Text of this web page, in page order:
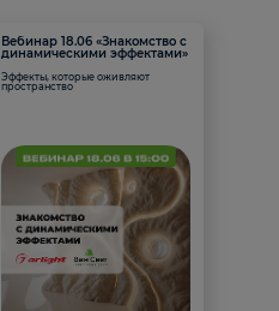
Вебинар 18.06 «Знакомство с
динамическими эффектами»
Эффекты, которые оживляют
пространство